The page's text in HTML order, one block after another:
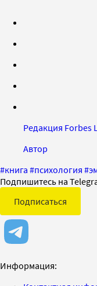
Редакция Forbes
Автор
#книга #психология #
Подпишитесь на
Подписаться
Информация: